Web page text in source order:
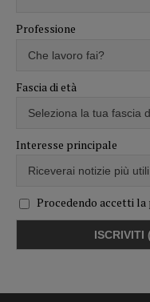
Professione
Fascia di età
Interesse principale
Procedendo accetti